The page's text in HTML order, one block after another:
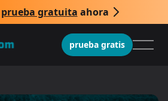
prueba gratuita ahora
prueba gratis